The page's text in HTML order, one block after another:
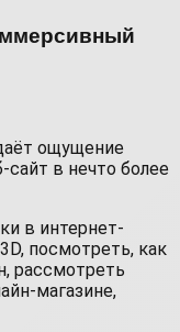
ощущение
в нечто более
в интернет-
посмотреть, как
рассмотреть
магазине,